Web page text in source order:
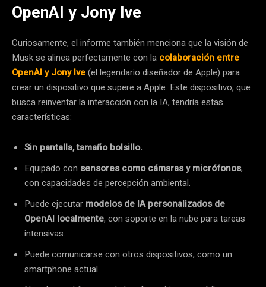
OpenAI y Jony Ive
Curiosamente, el informe también menciona que la visión de
Musk se alinea perfectamente con la colaboración entre
OpenAI y Jony Ive(el legendario diseñador de Apple) para
crear un dispositivo que supere a Apple. Este dispositivo, que
busca reinventar la interacción con la IA, tendría estas
características:
Sin pantalla, tamaño bolsillo.
Equipado con sensores como cámaras y micrófonos,
con capacidades de percepción ambiental.
Puede ejecutar modelos de IA personalizados de
OpenAI localmente, con soporte en la nube para tareas
intensivas.
Puede comunicarse con otros dispositivos, como un
smartphone actual.